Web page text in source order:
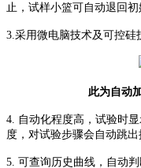
止，试样小篮可自动退回初
3.采用微电脑技术及可控
此为自动
4. 自动化程度高，试验时
度，对试验步骤会自动跳
5. 可查询历史曲线，自动